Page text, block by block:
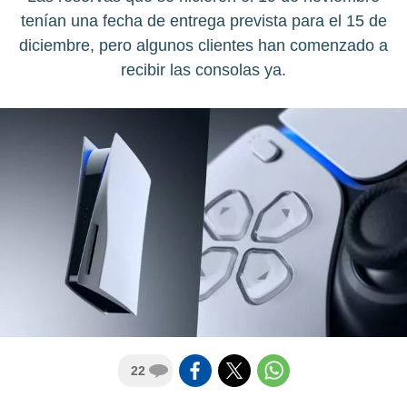
tenían una fecha de entrega prevista para el 15 de
diciembre, pero algunos clientes han comenzado a
recibir las consolas ya.
22